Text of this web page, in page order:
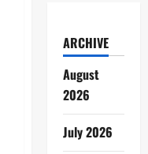
ARCHIVE
August
2026
July 2026